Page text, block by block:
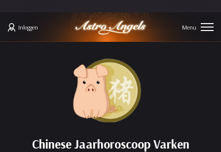
Inloggen
Chinese Jaarhoroscoop Varken